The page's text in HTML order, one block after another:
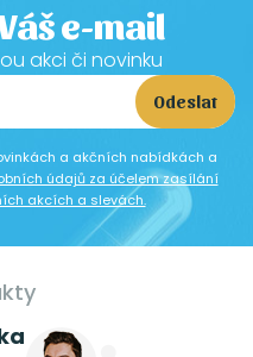
e-mail
akci či novinku
Odeslat
a akčních nabídkách a
údajů za účelem zasílání
akcích a slevách.